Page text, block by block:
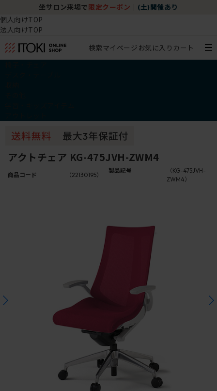
チェア体験ショールーム｜ZA SALON
個人向けTOP
法人向けTOP
検索マイページ お気に入り カート
アクトチェア KG-475JVH-ZWM4
商品コード （22130195）
製品記号
（KG-475JVH-
ZWM4）